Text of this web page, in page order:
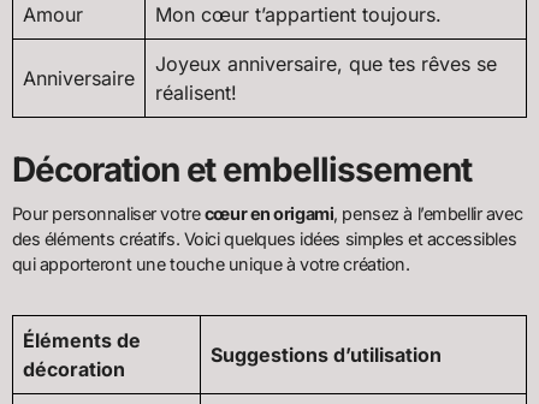
Amour Mon cœur t’appartient toujours.
Anniversaire
Joyeux anniversaire, que tes rêves se
réalisent!
Décoration et embellissement
Pour personnaliser votrecœur en origami, pensez à l’embellir avec
des éléments créatifs. Voici quelques idées simples et accessibles
qui apporteront une touche unique à votre création.
Éléments de
décoration
Suggestions d’utilisation